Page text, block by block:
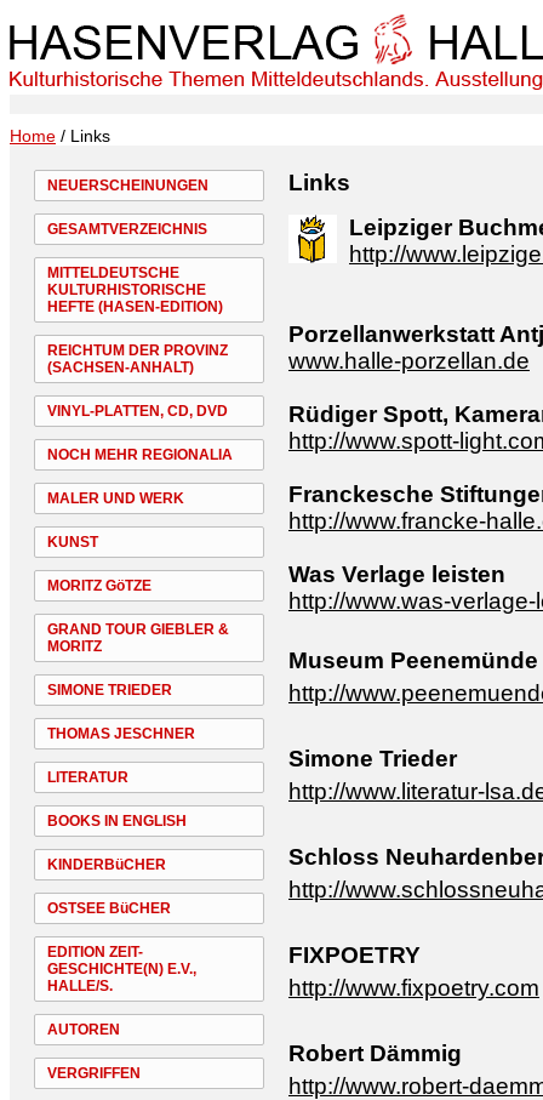
Home / Links
NEUERSCHEINUNGEN
GESAMTVERZEICHNIS
MITTELDEUTSCHE
KULTURHISTORISCHE
HEFTE (HASEN-EDITION)
REICHTUM DER PROVINZ
(SACHSEN-ANHALT)
VINYL-PLATTEN, CD, DVD
NOCH MEHR REGIONALIA
MALER UND WERK
KUNST
MORITZ GöTZE
GRAND TOUR GIEBLER &
MORITZ
SIMONE TRIEDER
THOMAS JESCHNER
LITERATUR
BOOKS IN ENGLISH
KINDERBüCHER
OSTSEE BüCHER
EDITION ZEIT-
GESCHICHTE(N) E.V.,
HALLE/S.
AUTOREN
VERGRIFFEN
Links
Leipziger
http://
Porzellanwerkstatt
www.halle-porzellan.de
Rüdiger Spott,
http://www.spott-
Franckesche
http://www.francke-
Was Verlage leisten
http://www.was-
Museum Peenemünde
http://
Simone Trieder
http://www.literatur-
Schloss
http://
FIXPOETRY
http://www.fixpoetry.com
Robert Dämmig
http://www.robert-